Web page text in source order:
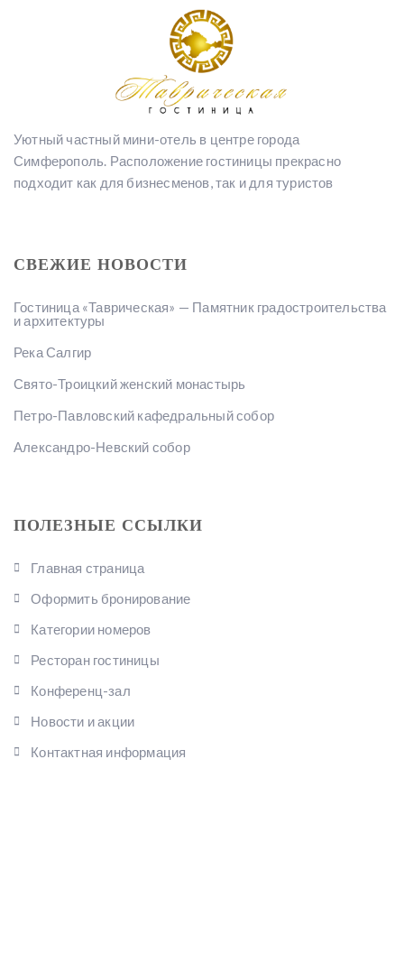
Уютный частный мини-отель в центре города
Симферополь. Расположение гостиницы прекрасно
подходит как для бизнесменов, так и для туристов
СВЕЖИЕ НОВОСТИ
Гостиница «Таврическая» — Памятник градостроительства
и архитектуры
Река Салгир
Свято-Троицкий женский монастырь
Петро-Павловский кафедральный собор
Александро-Невский собор
ПОЛЕЗНЫЕ ССЫЛКИ
Главная страница
Оформить бронирование
Категории номеров
Ресторан гостиницы
Конференц-зал
Новости и акции
Контактная информация